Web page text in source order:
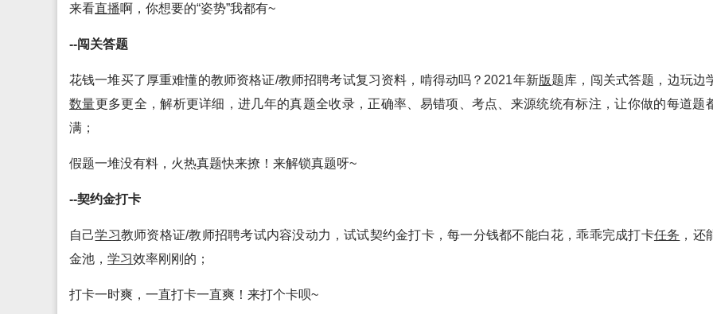
来看直播啊，你想要的“姿势”我都有~
--闯关答题
花钱一堆买了厚重难懂的教师资格证/教师招聘考试复习资料，啃得动吗？2021年新版题库，闯关式答题，边玩边
数量更多更全，解析更详细，进几年的真题全收录，正确率、易错项、考点、来源统统有标注，让你做的每道题
满；
假题一堆没有料，火热真题快来撩！来解锁真题呀~
--契约金打卡
自己学习教师资格证/教师招聘考试内容没动力，试试契约金打卡，每一分钱都不能白花，乖乖完成打卡任务 ，还
金池， 学习效率刚刚的；
打卡一时爽，一直打卡一直爽！来打个卡呗~